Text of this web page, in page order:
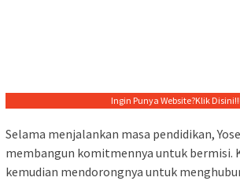
Ingin Punya Website?Klik Disini!!!
Selama menjalankan masa pendidikan,
membangun komitmennya untuk bermisi.
kemudian mendorongnya untuk